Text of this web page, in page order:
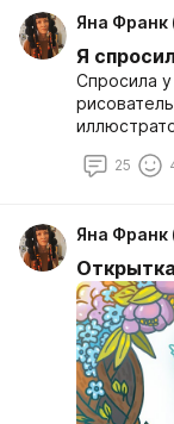
Яна Франк
Я
Спросила
всеми
25
Яна Франк